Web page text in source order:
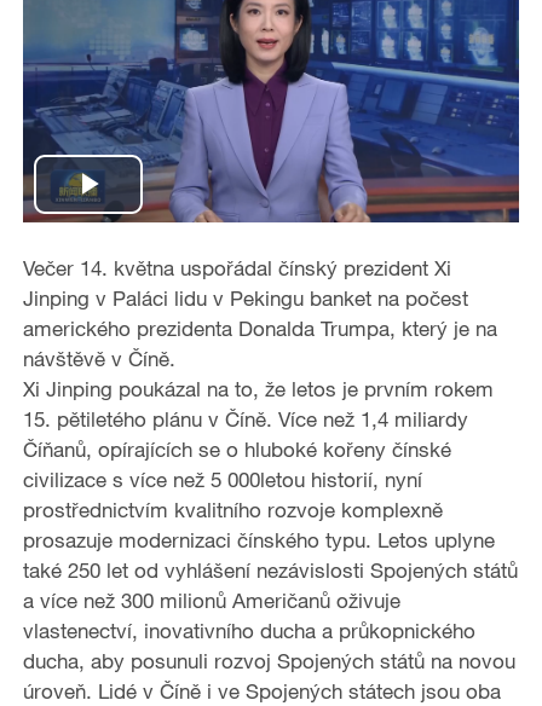
P
l
a
y
V
i
d
e
o
Večer 14. května uspořádal čínský prezident Xi
Jinping v Paláci lidu v Pekingu banket na počest
amerického prezidenta Donalda Trumpa, který je na
návštěvě v Číně.
Xi Jinping poukázal na to, že letos je prvním rokem
15. pětiletého plánu v Číně. Více než 1,4 miliardy
Číňanů, opírajících se o hluboké kořeny čínské
civilizace s více než 5 000letou historií, nyní
prostřednictvím kvalitního rozvoje komplexně
prosazuje modernizaci čínského typu. Letos uplyne
také 250 let od vyhlášení nezávislosti Spojených států
a více než 300 milionů Američanů oživuje
vlastenectví, inovativního ducha a průkopnického
ducha, aby posunuli rozvoj Spojených států na novou
úroveň. Lidé v Číně i ve Spojených státech jsou oba